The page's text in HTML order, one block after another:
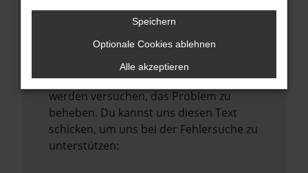
führen, dass bestimmte Funktionen nicht
mehr unterstützt werden.
Wende dich an den Webseitenbetreiber.
Wenn du alle oben genannten Schritte
versucht hast, kontaktiere uns bitte. Wir
werden versuchen, das Problem zu
beheben. Du kannst uns diesen Text
schicken, um uns bei der Fehlersuche zu
unterstützen:
Speichern
Optionale Cookies ablehnen
Alle akzeptieren